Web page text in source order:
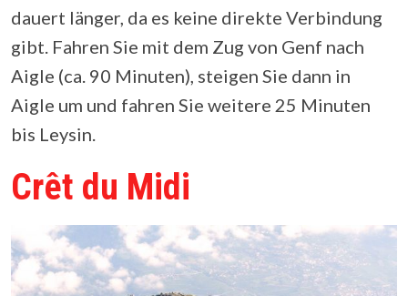
dauert länger, da es keine direkte Verbindung
gibt. Fahren Sie mit dem Zug von Genf nach
Aigle (ca. 90 Minuten), steigen Sie dann in
Aigle um und fahren Sie weitere 25 Minuten
bis Leysin.
Crêt du Midi